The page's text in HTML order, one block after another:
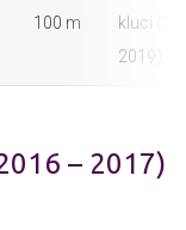
100 m
kluci
2019)
– 2017)